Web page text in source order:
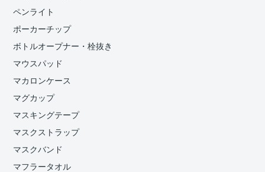
ペンライト
ポーカーチップ
ボトルオープナー・栓抜き
マウスパッド
マカロンケース
マグカップ
マスキングテープ
マスクストラップ
マスクバンド
マフラータオル